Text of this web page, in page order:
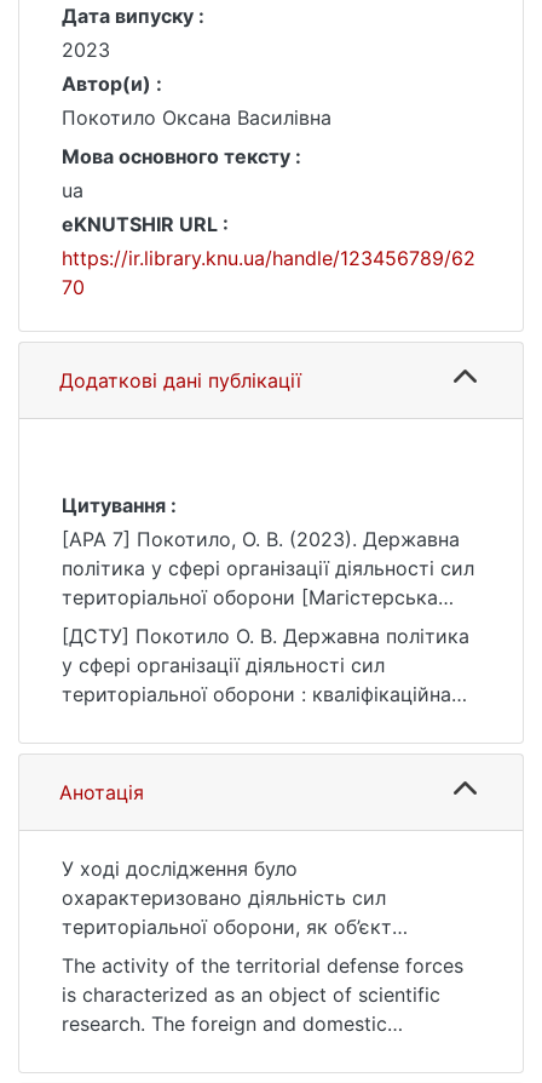
Дата випуску :
2023
Автор(и) :
Покотило Оксана Василівна
Мова основного тексту :
ua
eKNUTSHIR URL :
https://ir.library.knu.ua/handle/123456789/62
70
Додаткові дані публікації
Цитування :
[APA 7] Покотило, О. В. (2023). Державна
політика у сфері організації діяльності сил
територіальної оборони [Магістерська
робота, Київський національний
університет імені Тараса Шевченка].
eKNUTSHIR.
https://ir.library.knu.ua/handle/123456789/62
70
[ДСТУ] Покотило О. В. Державна політика
у сфері організації діяльності сил
територіальної оборони : кваліфікаційна
соціокультурної діяльності. Київ, 2023. 128
с. URL:
https://ir.library.knu.ua/handle/123456789/62
Анотація
У ході дослідження було
охарактеризовано діяльність сил
територіальної оборони, як об’єкт
наукового дослідження. Висвітлено
зарубіжний та вітчизняний досвід
реалізації державної політики у сфері
організації діяльності територіальної
оборони. Узагальнено проблеми
The activity of the territorial defense forces
is characterized as an object of scientific
research. The foreign and domestic